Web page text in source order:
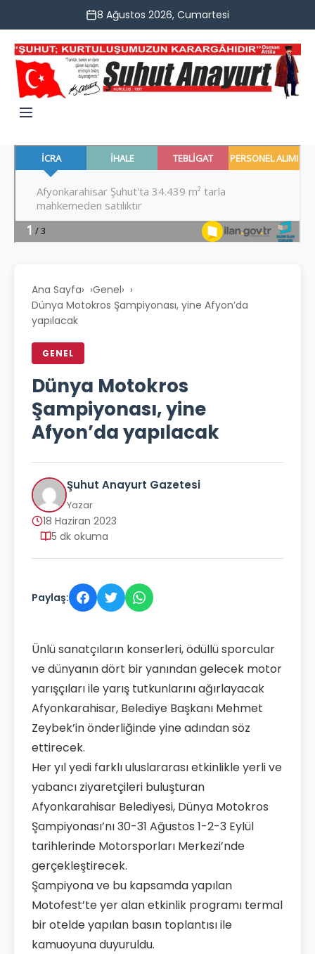
8 Ağustos 2026, Cumartesi
Ana Sayfa› Genel›
Dünya Motokros Şampiyonası, yine Afyon’da
yapılacak
GENEL
Dünya Motokros
Şampiyonası, yine
Afyon’da yapılacak
Şuhut Anayurt Gazetesi
Yazar
18 Haziran 2023
5 dk okuma
Paylaş:
Ünlü sanatçıların konserleri, ödüllü sporcular
ve dünyanın dört bir yanından gelecek motor
yarışçıları ile yarış tutkunlarını ağırlayacak
Afyonkarahisar, Belediye Başkanı Mehmet
Zeybek’in önderliğinde yine adından söz
ettirecek.
Her yıl yedi farklı uluslararası etkinlikle yerli ve
yabancı ziyaretçileri buluşturan
Afyonkarahisar Belediyesi, Dünya Motokros
Şampiyonası’nı 30-31 Ağustos 1-2-3 Eylül
tarihlerinde Motorsporları Merkezi’nde
gerçekleştirecek.
Şampiyona ve bu kapsamda yapılan
Motofest’te yer alan etkinlik programı termal
bir otelde yapılan basın toplantısı ile
kamuoyuna duyuruldu.